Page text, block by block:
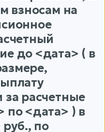
взносам на
до <дата> ( в
за расчетные
по <дата> ) в
руб., по